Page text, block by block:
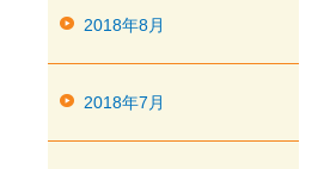
2018年8月
2018年7月